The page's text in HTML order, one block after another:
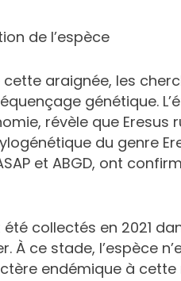
de l’espèce
araignée, les
génétique.
révèle que Eresus
du genre
et ABGD, ont
collectés en 2021
À ce stade, l’espèce
endémique à cette